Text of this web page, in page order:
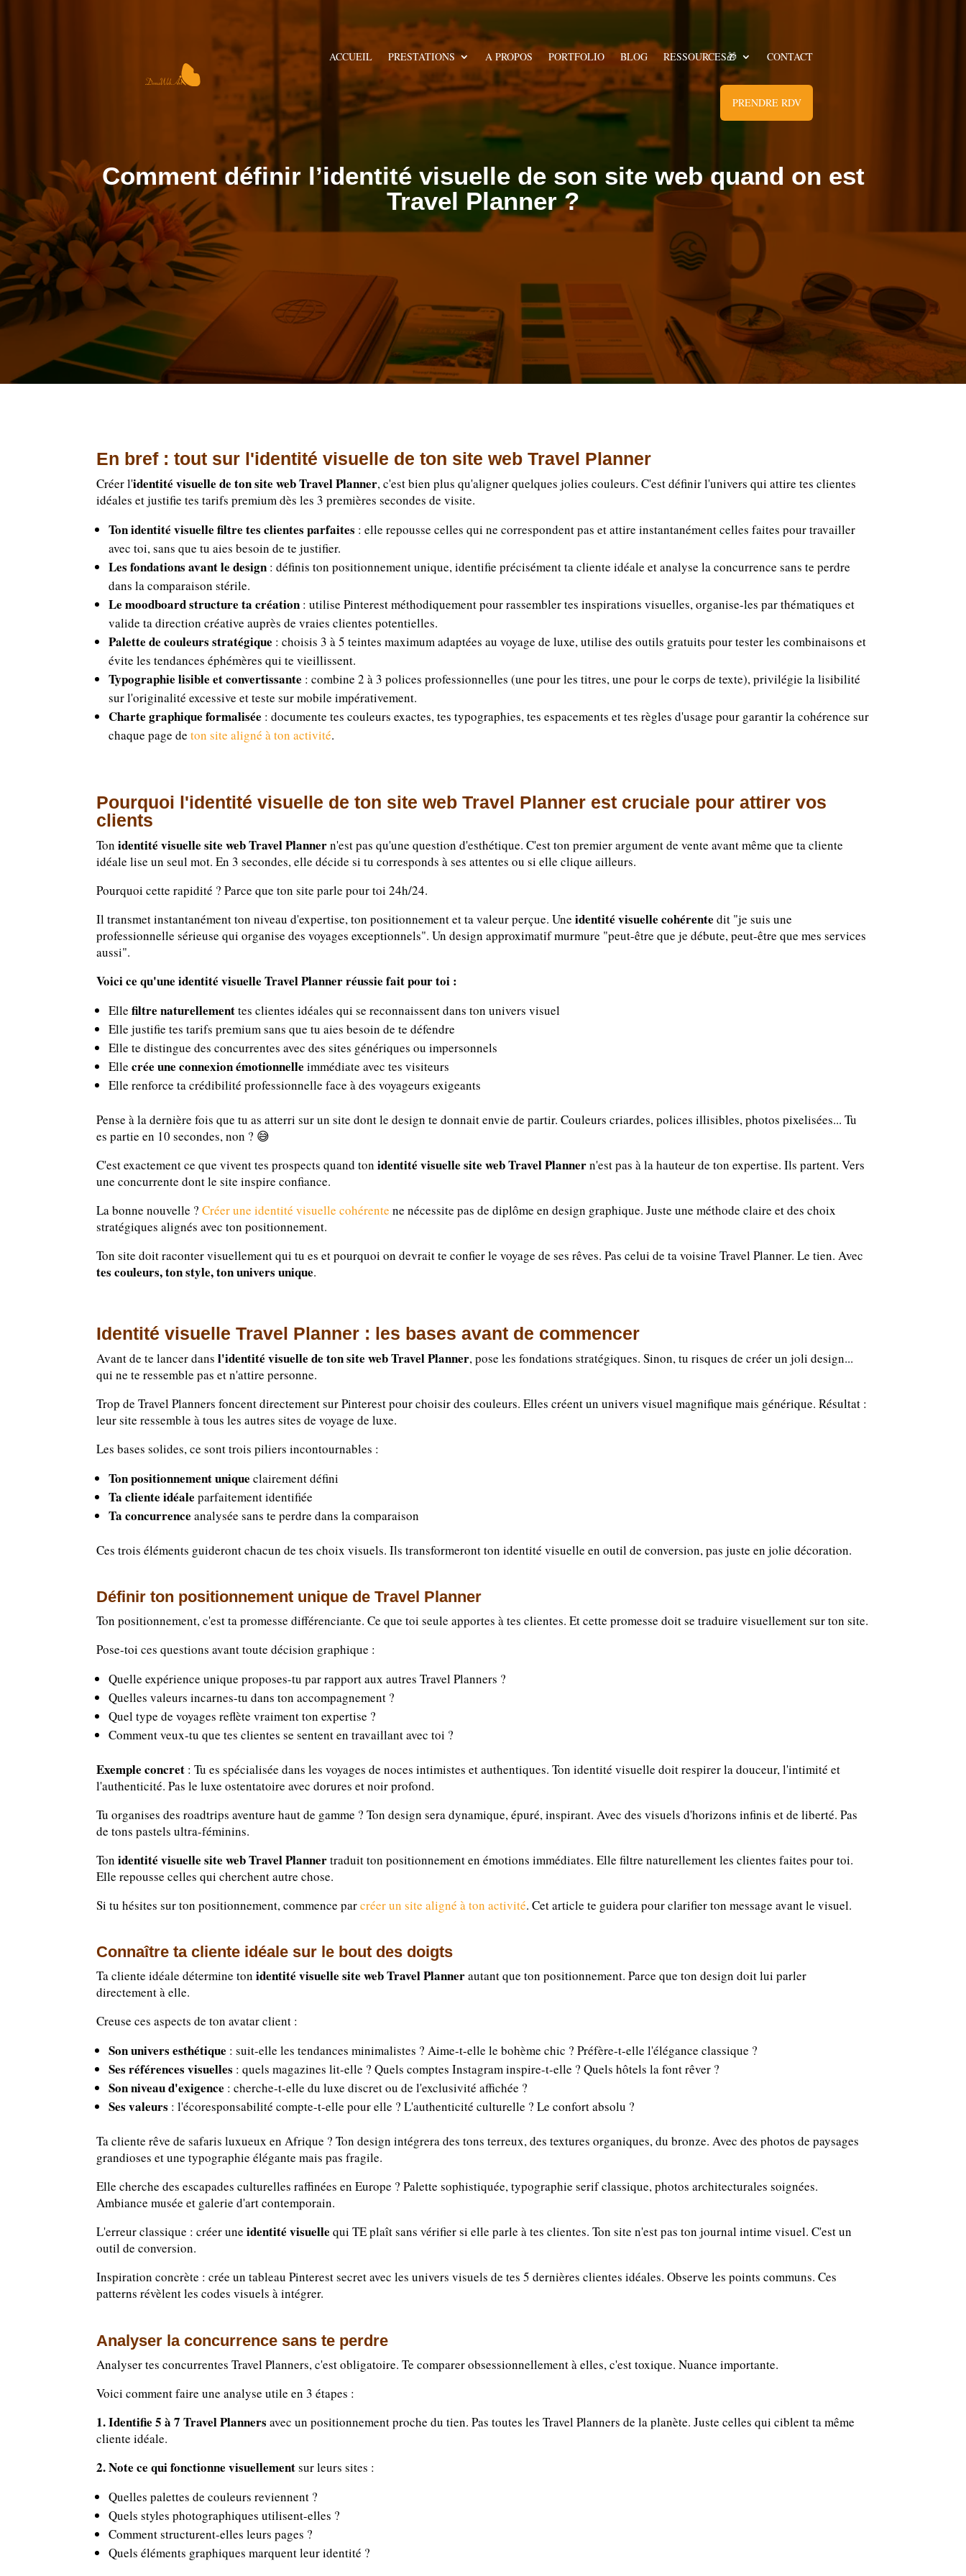
ACCUEIL PRESTATIONS A PROPOS PORTFOLIO BLOG RESSOURCES🎁 CONTACT
PRENDRE RDV
Comment définir l’identité visuelle de son site web quand on est
Travel Planner ?
En bref : tout sur l'identité visuelle de ton site web Travel Planner
Créer l'identité visuelle de ton site web Travel Planner, c'est bien plus qu'aligner quelques jolies couleurs. C'est définir l'univers qui attire tes clientes
idéales et justifie tes tarifs premium dès les 3 premières secondes de visite.
Ton identité visuelle filtre tes clientes parfaites : elle repousse celles qui ne correspondent pas et attire instantanément celles faites pour travailler
avec toi, sans que tu aies besoin de te justifier.
Les fondations avant le design : définis ton positionnement unique, identifie précisément ta cliente idéale et analyse la concurrence sans te perdre
dans la comparaison stérile.
Le moodboard structure ta création : utilise Pinterest méthodiquement pour rassembler tes inspirations visuelles, organise-les par thématiques et
valide ta direction créative auprès de vraies clientes potentielles.
Palette de couleurs stratégique : choisis 3 à 5 teintes maximum adaptées au voyage de luxe, utilise des outils gratuits pour tester les combinaisons et
évite les tendances éphémères qui te vieillissent.
Typographie lisible et convertissante : combine 2 à 3 polices professionnelles (une pour les titres, une pour le corps de texte), privilégie la lisibilité
sur l'originalité excessive et teste sur mobile impérativement.
Charte graphique formalisée : documente tes couleurs exactes, tes typographies, tes espacements et tes règles d'usage pour garantir la cohérence sur
chaque page deton site aligné à ton activité.
Pourquoi l'identité visuelle de ton site web Travel Planner est cruciale pour attirer vos
clients
Tonidentité visuelle site web Travel Plannern'est pas qu'une question d'esthétique. C'est ton premier argument de vente avant même que ta cliente
idéale lise un seul mot. En 3 secondes, elle décide si tu corresponds à ses attentes ou si elle clique ailleurs.
Pourquoi cette rapidité ? Parce que ton site parle pour toi 24h/24.
Il transmet instantanément ton niveau d'expertise, ton positionnement et ta valeur perçue. Uneidentité visuelle cohérente dit "je suis une
professionnelle sérieuse qui organise des voyages exceptionnels". Un design approximatif murmure "peut-être que je débute, peut-être que mes services
aussi".
Voici ce qu'une identité visuelle Travel Planner réussie fait pour toi :
Ellefiltre naturellementtes clientes idéales qui se reconnaissent dans ton univers visuel
Elle justifie tes tarifs premium sans que tu aies besoin de te défendre
Elle te distingue des concurrentes avec des sites génériques ou impersonnels
Ellecrée une connexion émotionnelle immédiate avec tes visiteurs
Elle renforce ta crédibilité professionnelle face à des voyageurs exigeants
Pense à la dernière fois que tu as atterri sur un site dont le design te donnait envie de partir. Couleurs criardes, polices illisibles, photos pixelisées... Tu
es partie en 10 secondes, non ? 😅
C'est exactement ce que vivent tes prospects quand tonidentité visuelle site web Travel Plannern'est pas à la hauteur de ton expertise. Ils partent. Vers
une concurrente dont le site inspire confiance.
La bonne nouvelle ?Créer une identité visuelle cohérente ne nécessite pas de diplôme en design graphique. Juste une méthode claire et des choix
stratégiques alignés avec ton positionnement.
Ton site doit raconter visuellement qui tu es et pourquoi on devrait te confier le voyage de ses rêves. Pas celui de ta voisine Travel Planner. Le tien. Avec
tes couleurs, ton style, ton univers unique.
Identité visuelle Travel Planner : les bases avant de commencer
Avant de te lancer dansl'identité visuelle de ton site web Travel Planner, pose les fondations stratégiques. Sinon, tu risques de créer un joli design...
qui ne te ressemble pas et n'attire personne.
Trop de Travel Planners foncent directement sur Pinterest pour choisir des couleurs. Elles créent un univers visuel magnifique mais générique. Résultat :
leur site ressemble à tous les autres sites de voyage de luxe.
Les bases solides, ce sont trois piliers incontournables :
Ton positionnement unique clairement défini
Ta cliente idéale parfaitement identifiée
Ta concurrence analysée sans te perdre dans la comparaison
Ces trois éléments guideront chacun de tes choix visuels. Ils transformeront ton identité visuelle en outil de conversion, pas juste en jolie décoration.
Définir ton positionnement unique de Travel Planner
Ton positionnement, c'est ta promesse différenciante. Ce que toi seule apportes à tes clientes. Et cette promesse doit se traduire visuellement sur ton site.
Pose-toi ces questions avant toute décision graphique :
Quelle expérience unique proposes-tu par rapport aux autres Travel Planners ?
Quelles valeurs incarnes-tu dans ton accompagnement ?
Quel type de voyages reflète vraiment ton expertise ?
Comment veux-tu que tes clientes se sentent en travaillant avec toi ?
Exemple concret : Tu es spécialisée dans les voyages de noces intimistes et authentiques. Ton identité visuelle doit respirer la douceur, l'intimité et
l'authenticité. Pas le luxe ostentatoire avec dorures et noir profond.
Tu organises des roadtrips aventure haut de gamme ? Ton design sera dynamique, épuré, inspirant. Avec des visuels d'horizons infinis et de liberté. Pas
de tons pastels ultra-féminins.
Tonidentité visuelle site web Travel Plannertraduit ton positionnement en émotions immédiates. Elle filtre naturellement les clientes faites pour toi.
Elle repousse celles qui cherchent autre chose.
Si tu hésites sur ton positionnement, commence parcréer un site aligné à ton activité. Cet article te guidera pour clarifier ton message avant le visuel.
Connaître ta cliente idéale sur le bout des doigts
Ta cliente idéale détermine tonidentité visuelle site web Travel Plannerautant que ton positionnement. Parce que ton design doit lui parler
directement à elle.
Creuse ces aspects de ton avatar client :
Son univers esthétique : suit-elle les tendances minimalistes ? Aime-t-elle le bohème chic ? Préfère-t-elle l'élégance classique ?
Ses références visuelles : quels magazines lit-elle ? Quels comptes Instagram inspire-t-elle ? Quels hôtels la font rêver ?
Son niveau d'exigence : cherche-t-elle du luxe discret ou de l'exclusivité affichée ?
Ses valeurs : l'écoresponsabilité compte-t-elle pour elle ? L'authenticité culturelle ? Le confort absolu ?
Ta cliente rêve de safaris luxueux en Afrique ? Ton design intégrera des tons terreux, des textures organiques, du bronze. Avec des photos de paysages
grandioses et une typographie élégante mais pas fragile.
Elle cherche des escapades culturelles raffinées en Europe ? Palette sophistiquée, typographie serif classique, photos architecturales soignées.
Ambiance musée et galerie d'art contemporain.
L'erreur classique : créer uneidentité visuelle qui TE plaît sans vérifier si elle parle à tes clientes. Ton site n'est pas ton journal intime visuel. C'est un
outil de conversion.
Inspiration concrète : crée un tableau Pinterest secret avec les univers visuels de tes 5 dernières clientes idéales. Observe les points communs. Ces
patterns révèlent les codes visuels à intégrer.
Analyser la concurrence sans te perdre
Analyser tes concurrentes Travel Planners, c'est obligatoire. Te comparer obsessionnellement à elles, c'est toxique. Nuance importante.
Voici comment faire une analyse utile en 3 étapes :
1. Identifie 5 à 7 Travel Planners avec un positionnement proche du tien. Pas toutes les Travel Planners de la planète. Juste celles qui ciblent ta même
cliente idéale.
2. Note ce qui fonctionne visuellementsur leurs sites :
Quelles palettes de couleurs reviennent ?
Quels styles photographiques utilisent-elles ?
Comment structurent-elles leurs pages ?
Quels éléments graphiques marquent leur identité ?